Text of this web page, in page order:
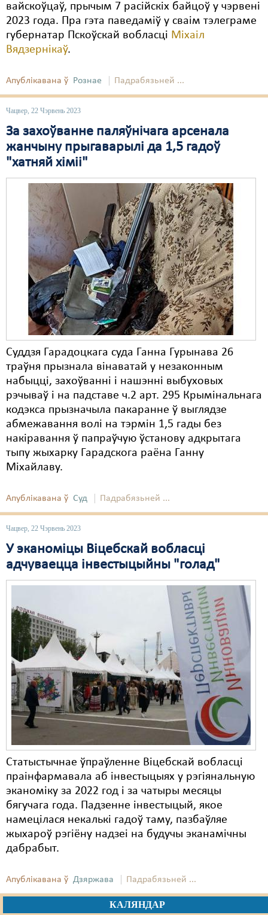
вайскоўцаў, прычым 7 расійскіх байцоў у чэрвені
2023 года. Пра гэта паведаміў у сваім тэлеграме
губернатар Пскоўскай вобласці Міхаіл
Вядзернікаў.
Апублікавана ў Рознае Падрабязьней ...
Чацвер, 22 Чэрвень 2023
За захоўванне паляўнічага арсенала
жанчыну прыгаварылі да 1,5 гадоў
"хатняй хіміі"
Суддзя Гарадоцкага суда Ганна Гурынава 26
траўня прызнала вінаватай у незаконным
набыцці, захоўванні і нашэнні выбуховых
рэчываў і на падставе ч.2 арт. 295 Крымінальнага
кодэкса прызначыла пакаранне ў выглядзе
абмежавання волі на тэрмін 1,5 гады без
накіравання ў папраўчую ўстанову адкрытага
тыпу жыхарку Гарадскога раёна Ганну
Міхайлаву.
Апублікавана ў Суд Падрабязьней ...
Чацвер, 22 Чэрвень 2023
У эканоміцы Віцебскай вобласці
адчуваецца інвестыцыйны "голад"
Статыстычнае ўпраўленне Віцебскай вобласці
праінфармавала аб інвестыцыях у рэгіянальную
эканоміку за 2022 год і за чатыры месяцы
бягучага года. Падзенне інвестыцый, якое
намецілася некалькі гадоў таму, пазбаўляе
жыхароў рэгіёну надзеі на будучы эканамічны
дабрабыт.
Апублікавана ў Дзяржава Падрабязьней ...
КАЛЯНДАР